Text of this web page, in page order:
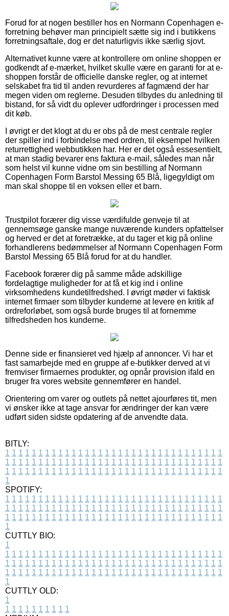
Forud for at nogen bestiller hos en Normann Copenhagen e-
forretning behøver man principielt sætte sig ind i butikkens
forretningsaftale, dog er det naturligvis ikke særlig sjovt.
Alternativet kunne være at kontrollere om online shoppen er
godkendt af e-mærket, hvilket skulle være en garanti for at e-
shoppen forstår de officielle danske regler, og at internet
selskabet fra tid til anden revurderes af fagmænd der har
megen viden om reglerne. Desuden tilbydes du anledning til
bistand, for så vidt du oplever udfordringer i processen med
dit køb.
I øvrigt er det klogt at du er obs på de mest centrale regler
der spiller ind i forbindelse med ordren, til eksempel hvilken
returrettighed webbutikken har. Her er det også essesentielt,
at man stadig bevarer ens faktura e-mail, således man når
som helst vil kunne vidne om sin bestilling af Normann
Copenhagen Form Barstol Messing 65 Blå, ligegyldigt om
man skal shoppe til en voksen eller et barn.
Trustpilot forærer dig visse værdifulde genveje til at
gennemsøge ganske mange nuværende kunders opfattelser
og herved er det at foretrække, at du tager et kig på online
forhandlerens bedømmelser af Normann Copenhagen Form
Barstol Messing 65 Blå forud for at du handler.
Facebook forærer dig på samme måde adskillige
fordelagtige muligheder for at få et kig ind i online
virksomhedens kundetilfredshed. I øvrigt møder vi faktisk
internet firmaer som tilbyder kunderne at levere en kritik af
ordreforløbet, som også burde bruges til at fornemme
tilfredsheden hos kunderne.
Denne side er finansieret ved hjælp af annoncer. Vi har et
fast samarbejde med en gruppe af e-butikker derved at vi
fremviser firmaernes produkter, og opnår provision ifald en
bruger fra vores website gennemfører en handel.
Orientering om varer og outlets på nettet ajourføres tit, men
vi ønsker ikke at tage ansvar for ændringer der kan være
udført siden sidste opdatering af de anvendte data.
BITLY:
1 1 1 1 1 1 1 1 1 1 1 1 1 1 1 1 1 1 1 1 1 1 1 1 1 1 1 1 1 1 1 1 1
1 1 1 1 1 1 1 1 1 1 1 1 1 1 1 1 1 1 1 1 1 1 1 1 1 1 1 1 1 1 1 1 1
1 1 1 1 1 1 1 1 1 1 1 1 1 1 1 1 1 1 1 1 1 1 1 1 1 1 1 1 1 1 1 1 1
1
SPOTIFY:
1 1 1 1 1 1 1 1 1 1 1 1 1 1 1 1 1 1 1 1 1 1 1 1 1 1 1 1 1 1 1 1 1
1 1 1 1 1 1 1 1 1 1 1 1 1 1 1 1 1 1 1 1 1 1 1 1 1 1 1 1 1 1 1 1 1
1 1 1 1 1 1 1 1 1 1 1 1 1 1 1 1 1 1 1 1 1 1 1 1 1 1 1 1 1 1 1 1 1
1
CUTTLY BIO:
1
1 1 1 1 1 1 1 1 1 1 1 1 1 1 1 1 1 1 1 1 1 1 1 1 1 1 1 1 1 1 1 1 1
1 1 1 1 1 1 1 1 1 1 1 1 1 1 1 1 1 1 1 1 1 1 1 1 1 1 1 1 1 1 1 1 1
1 1 1 1 1 1 1 1 1 1 1 1 1 1 1 1 1 1 1 1 1 1 1 1 1 1 1 1 1 1 1 1 1
1
CUTTLY OLD:
1
1 1 1 1 1 1 1 1 1 1